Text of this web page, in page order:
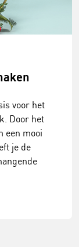
voor het
Door het
een mooi
je de